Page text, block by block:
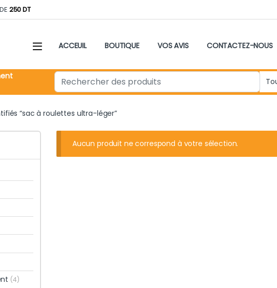
250 DT
ACCEUIL BOUTIQUE VOS AVIS CONTACTEZ-NOUS
Search for:
“sac à roulettes ultra-léger”
Aucun produit ne correspond à votre sélection.
(4)